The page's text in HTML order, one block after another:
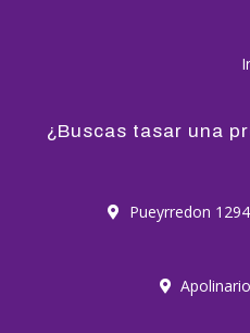
¿Buscas tasar una
Pueyrredon 1294